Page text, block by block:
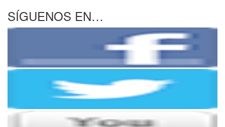
SÍGUENOS EN…